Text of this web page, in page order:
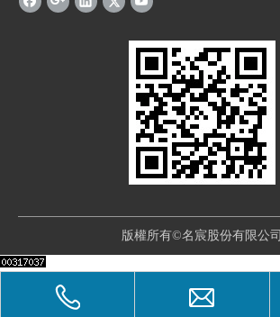
版權所有©名宸股份有限公司